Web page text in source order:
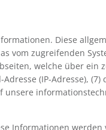
Diese
vom zugreifenden
welche über ein
(IP-Adresse), (7)
unsere
Informationen werden